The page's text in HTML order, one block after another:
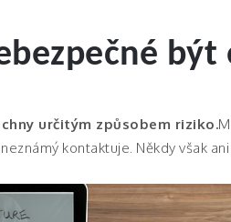
být
určitým způsobem riziko.
kontaktuje. Někdy však